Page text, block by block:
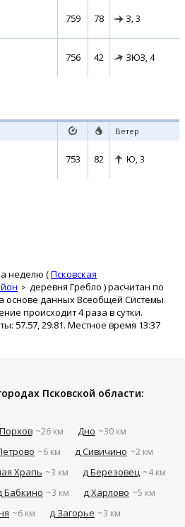
759 78 З, 3
756 42 ЗЮЗ, 4
Ветер
753 82 Ю, 3
неделю (Псковская
деревня Гребло ) расчитан по
основе данных Всеобщей Системы
происходит 4 раза в сутки.
57.57, 29.81. Местное время 13:37
Псковской области:
Порхов ~26 км Дно ~30 км
~6 км д Сивичино ~2 км
Храпь ~3 км д Березовец ~4 км
Бабкино ~3 км д Харлово ~5 км
~6 км д Загорье ~3 км